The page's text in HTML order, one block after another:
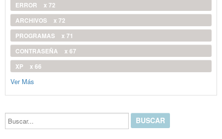
ERROR
x 72
ARCHIVOS
x 72
PROGRAMAS
x 71
CONTRASEÑA
x 67
XP
x 66
Ver Más
Buscar...